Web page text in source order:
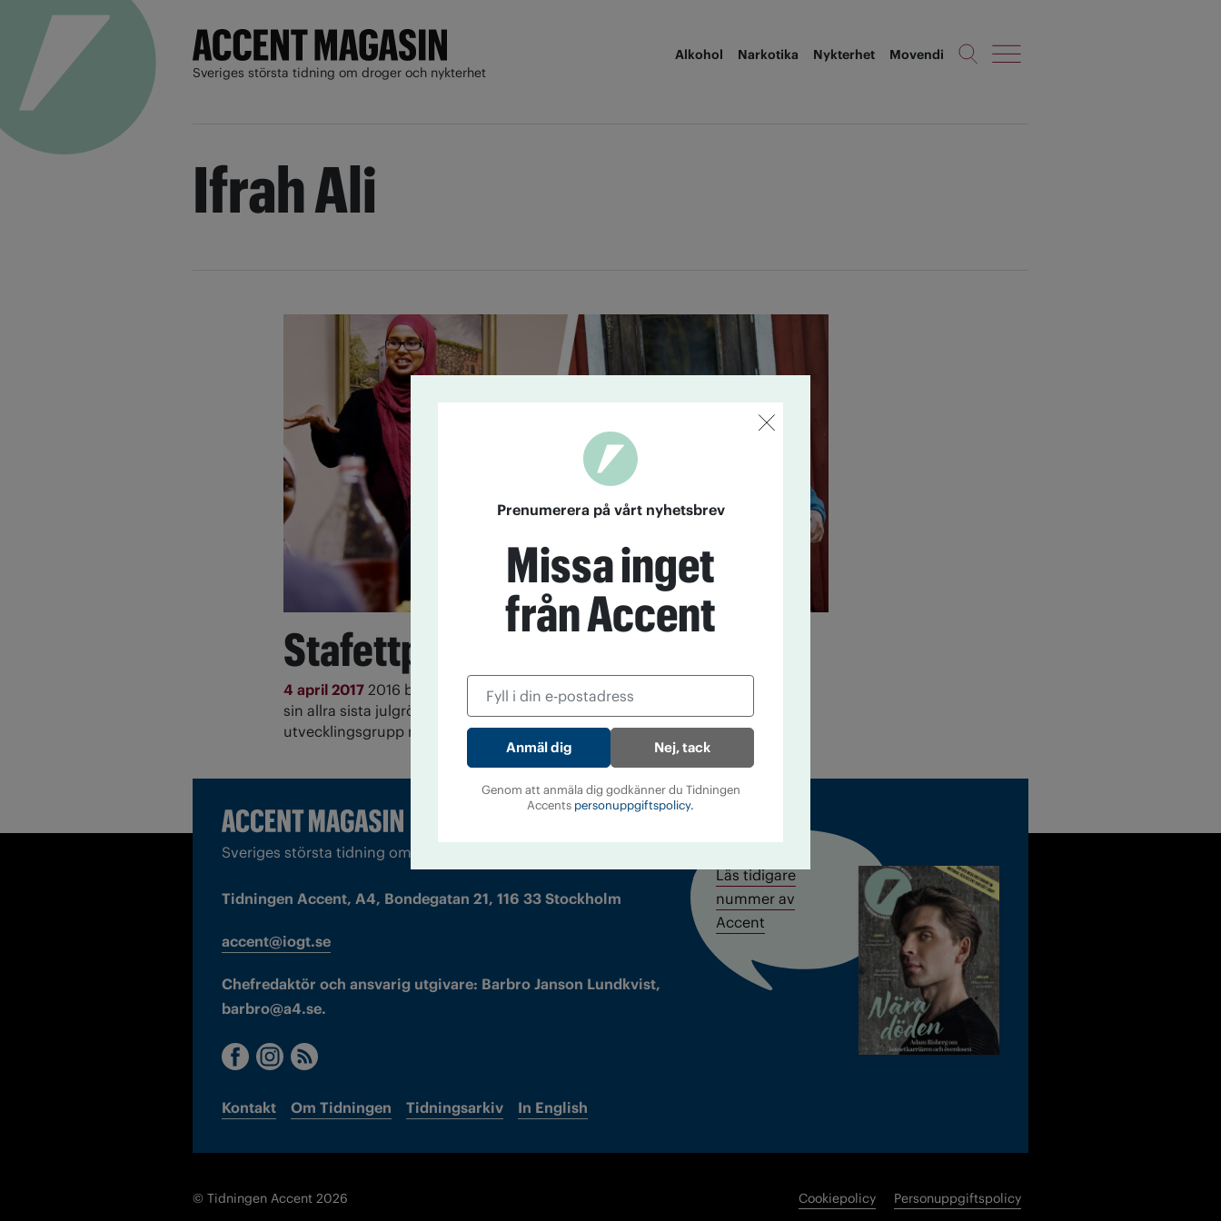
Sveriges största tidning om droger och nykterhet
Alkohol Narkotika Nykterhet Movendi
Ifrah Ali
Stafettpinnen förs vidare
4 april 2017 2016 bjöd IOGT-NTO:s förening i halländska Göstorp in till
sin allra sista julgrötsfest. I sörmländska Nyköping startade Kvinnors
utvecklingsgrupp med tjejträffar med chips och fika.
Sveriges största tidning om droger och nykterhet
Tidningen Accent, A4, Bondegatan 21, 116 33 Stockholm
accent@iogt.se
Chefredaktör och ansvarig utgivare: Barbro Janson Lundkvist,
barbro@a4.se.
Kontakt Om Tidningen Tidningsarkiv In English
Läs tidigare
nummer av
Accent
© Tidningen Accent 2026 Cookiepolicy Personuppgiftspolicy
Prenumerera på vårt nyhetsbrev
Missa inget
från Accent
Nej, tack
Genom att anmäla dig godkänner du Tidningen
Accents personuppgiftspolicy.